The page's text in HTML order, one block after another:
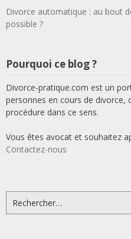
Divorce automatique : au bout
possible ?
Pourquoi ce blog ?
Divorce-pratique.com est un
personnes en cours de divorce,
procédure dans ce sens.
Vous êtes avocat et souhaitez
Contactez-nous
Rechercher :